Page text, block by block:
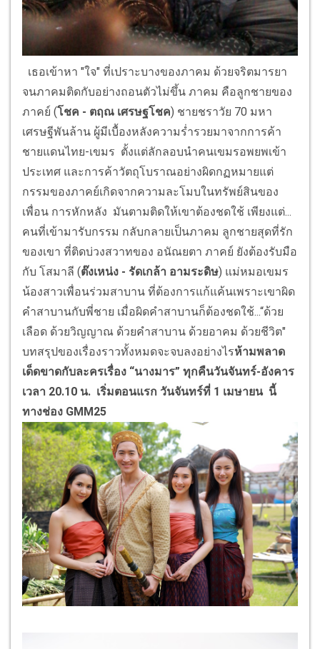
เธอเข้าหา "ใจ" ที่เปราะบางของภาคม ด้วยจริตมารยา
จนภาคมติดกับอย่างถอนตัวไม่ขึ้น ภาคม คือลูกชายของ
ภาคย์ (โชค - ตฤณ เศรษฐโชค) ชายชราวัย 70 มหา
เศรษฐีพันล้าน ผู้มีเบื้องหลังความร่ำรวยมาจากการค้า
ชายแดนไทย-เขมร ตั้งแต่ลักลอบนําคนเขมรอพยพเข้า
ประเทศ และการค้าวัตถุโบราณอย่างผิดกฏหมายแต่
กรรมของภาคย์เกิดจากความละโมบในทรัพย์สินของ
เพื่อน การหักหลัง มันตามติดให้เขาต้องชดใช้ เพียงแต่...
คนที่เข้ามารับกรรม กลับกลายเป็นภาคม ลูกชายสุดที่รัก
ของเขา ที่ติดบ่วงสวาทของ อนัณยตา ภาคย์ ยังต้องรับมือ
กับ โสมาลี (ต๊งเหน่ง - รัดเกล้า อามระดิษ) แม่หมอเขมร
น้องสาวเพื่อนร่วมสาบาน ที่ต้องการแก้แค้นเพราะเขาผิด
คําสาบานกับพี่ชาย เมื่อผิดคําสาบานก็ต้องชดใช้...“ด้วย
เลือด ด้วยวิญญาณ ด้วยคําสาบาน ด้วยอาคม ด้วยชีวิต"
บทสรุปของเรื่องราวทั้งหมดจะจบลงอย่างไรห้ามพลาด
เด็ดขาดกับละครเรื่อง “นางมาร” ทุกคืนวันจันทร์-อังคาร
เวลา 20.10 น. เริ่มตอนแรก วันจันทร์ที่ 1 เมษายน นี้
ทางช่อง GMM25